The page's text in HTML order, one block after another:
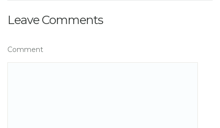
Leave Comments
Comment